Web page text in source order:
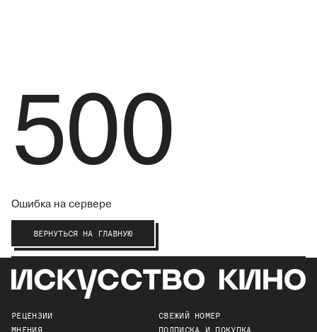
500
Ошибка на сервере
ВЕРНУТЬСЯ НА ГЛАВНУЮ
РЕЦЕНЗИИ
МНЕНИЯ
СВЕЖИЙ НОМЕР
ПОДПИСКА И ПОКУПКА